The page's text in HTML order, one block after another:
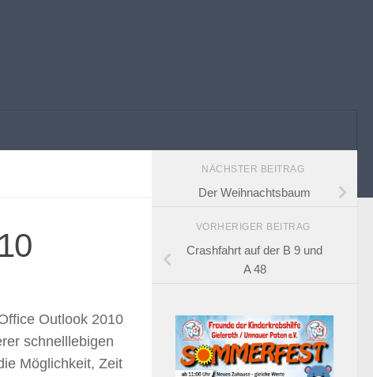
Outlook 2010
schnelllebigen
Möglichkeit, Zeit
NÄCHSTER BEITRAG
Der Weihnachtsbaum
VORHERIGER BEITRAG
Crashfahrt auf der B 9 und
A 48